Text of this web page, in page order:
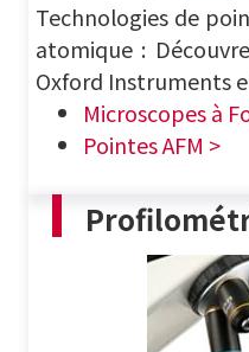
Technologies de
atomique :
Oxford Instruments
Microscopes à
Pointes AFM >